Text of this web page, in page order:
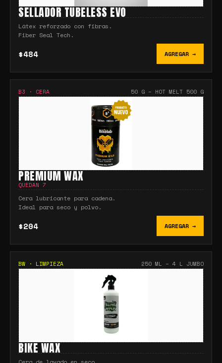
SELLADOR TUBELESS EVO
Látex reforzado con fibras.
Fiber Seal Tech.
$484 AGREGAR →
B3 · CERA 50 G – HOT MELT 500 G
PREMIUM WAX
QUEDAN 7
Cera lubricante para cadena.
Ideal para seco y polvo.
$204 AGREGAR →
BW · LIMPIEZA 250 ML – 4 L JUMBO
BIKE WAX